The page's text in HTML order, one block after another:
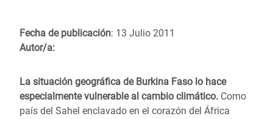
Fecha de publicación: 13 Julio 2011
Autor/a:
La situación geográfica de Burkina Faso lo hace
especialmente vulnerable al cambio climático. Como
país del Sahel enclavado en el corazón del África